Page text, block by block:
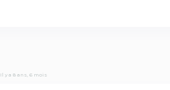
Il y a 8 ans, 6 mois